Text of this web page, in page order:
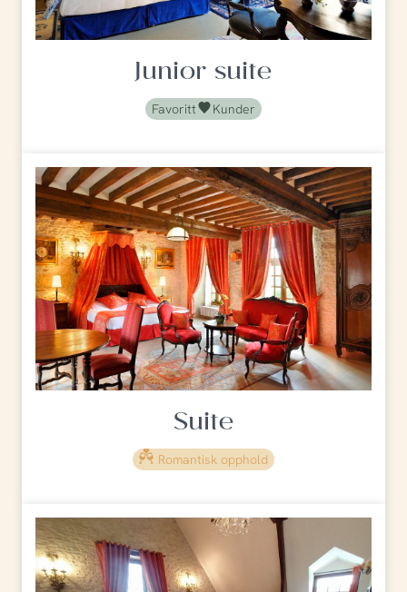
Junior suite
Favoritt Kunder
Suite
Romantisk opphold